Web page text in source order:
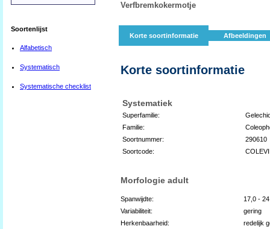
Soortenlijst
Alfabetisch
Systematisch
Systematische checklist
Verfbremkokermotje
Korte soortinformatie Afbeeldingen
Korte soortinformatie
Systematiek
Superfamilie:
Familie:
Soortnummer:
290610
Soortcode:
Morfologie adult
Spanwijdte:
17,0 -
Variabiliteit:
gering
Herkenbaarheid:
redelijk